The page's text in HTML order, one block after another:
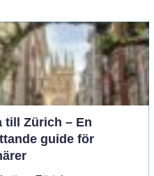
till Zürich – En
guide för